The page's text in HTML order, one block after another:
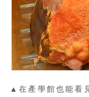
▲在產學館也能看